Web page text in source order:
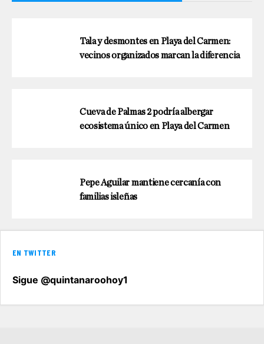
Tala y desmontes en Playa del Carmen:
vecinos organizados marcan la diferencia
Cueva de Palmas 2 podría albergar
ecosistema único en Playa del Carmen
Pepe Aguilar mantiene cercanía con
familias isleñas
EN TWITTER
Sigue @quintanaroohoy1